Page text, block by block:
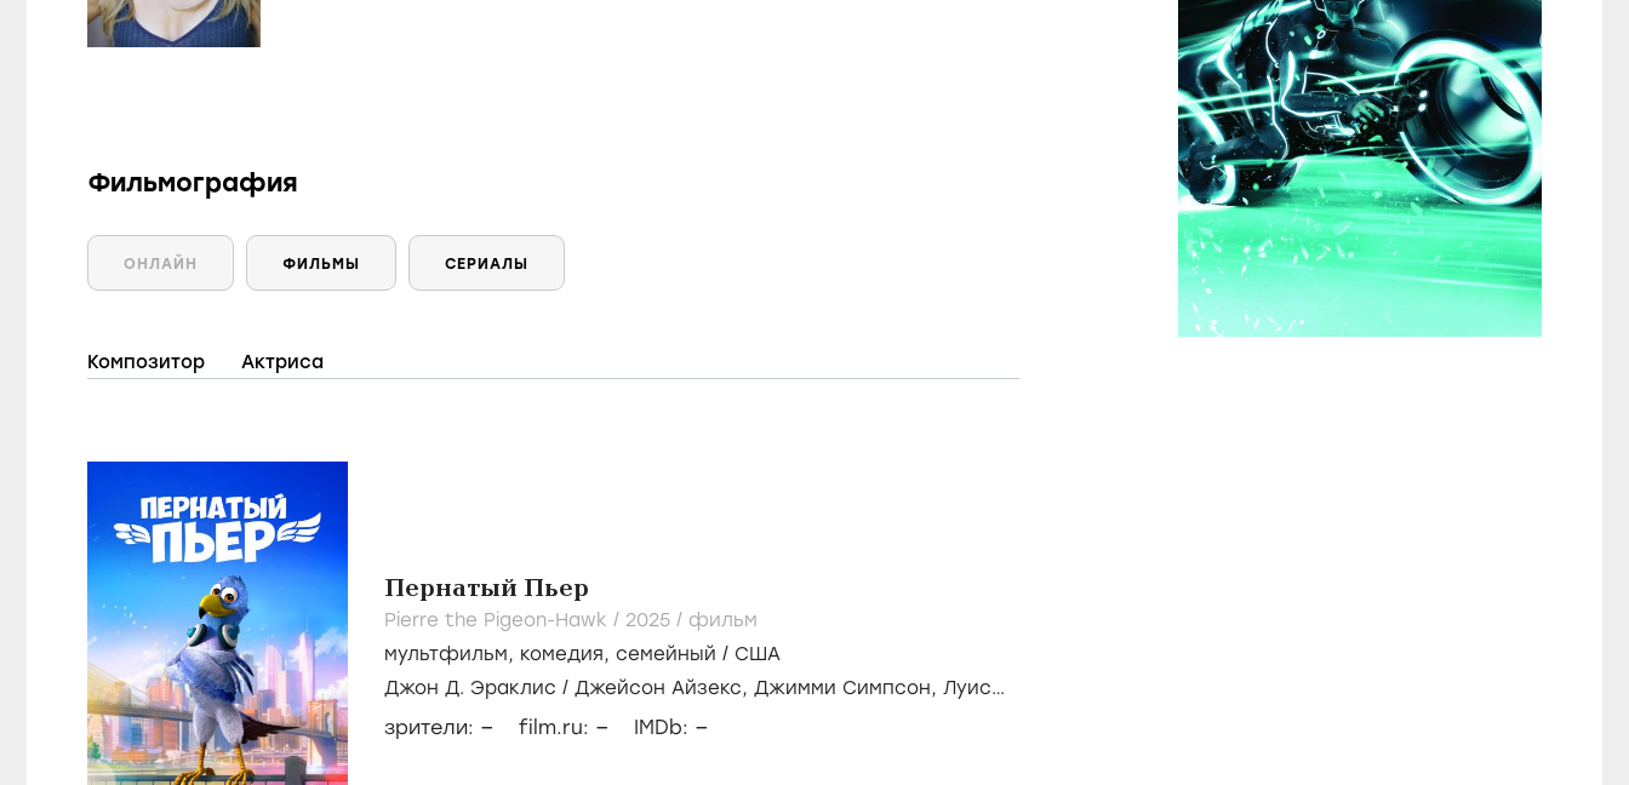
Фильмография
ОНЛАЙН ФИЛЬМЫ СЕРИАЛЫ
Композитор Актриса
Пернатый Пьер
Pierre the Pigeon-Hawk / 2025 / фильм
мультфильм, комедия, семейный / США
Джон Д. Эраклис / Джейсон Айзекс, Джимми Симпсон, Луис
зрители: – film.ru: – IMDb: –